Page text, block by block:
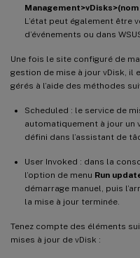
L’état peut également être
d’événements ou dans
Une fois le site configuré de
gestion de mise à jour vDisk, il
gérés à l’aide des méthodes
Scheduled : le service de
automatiquement à jour un
défini dans l’assistant de
User Invoked : dans la
l’option de menu Run
démarrage manuel, puis
la mise à jour terminée.
Tenez compte des éléments
mises à jour de vDisk :